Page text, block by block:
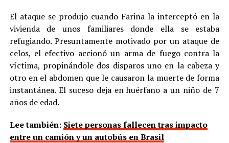
El ataque se produjo cuando Fariña la interceptó en la
vivienda de unos familiares donde ella se estaba
refugiando. Presuntamente motivado por un ataque de
celos, el efectivo accionó un arma de fuego contra la
víctima, propinándole dos disparos uno en la cabeza y
otro en el abdomen que le causaron la muerte de forma
instantánea. El suceso deja en huérfano a un niño de 7
años de edad.
Lee también: Siete personas fallecen tras impacto
entre un camión y un autobús en Brasil